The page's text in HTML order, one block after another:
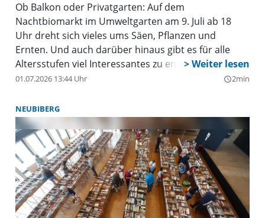
Ob Balkon oder Privatgarten: Auf dem
Nachtbiomarkt im Umweltgarten am 9. Juli ab 18
Uhr dreht sich vieles ums Säen, Pflanzen und
Ernten. Und auch darüber hinaus gibt es für alle
Altersstufen viel Interessantes zu entdecken, zu
erleben und auszuprobieren.
01.07.2026 13:44 Uhr query_builder2min
NEUBIBERG